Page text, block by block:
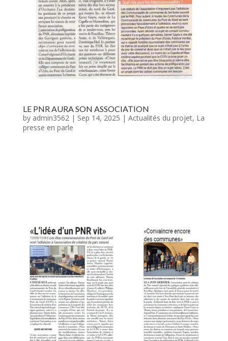
LE PNR AURA SON ASSOCIATION
by admin3562 | Sep 14, 2025 | Actualités du projet, La
presse en parle